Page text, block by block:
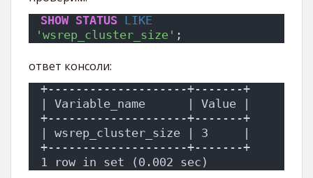
SHOW STATUS LIKE
'wsrep_cluster_size' ;
ответ консоли:
+--------------------+-------+
| Variable_name      | Value |
+--------------------+-------+
| wsrep_cluster_size | 3     |
+--------------------+-------+
1 row in set (0.002 sec)